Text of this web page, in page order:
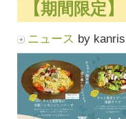
【期間限定
ニュース by